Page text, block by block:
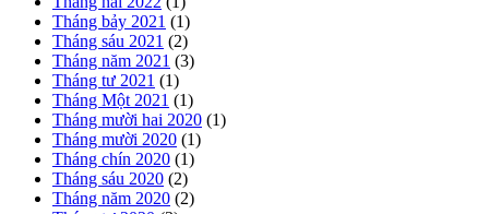
Tháng bảy 2021 (1)
Tháng sáu 2021 (2)
Tháng năm 2021 (3)
Tháng tư 2021 (1)
Tháng Một 2021 (1)
Tháng mười hai 2020 (1)
Tháng mười 2020 (1)
Tháng chín 2020 (1)
Tháng sáu 2020 (2)
Tháng năm 2020 (2)